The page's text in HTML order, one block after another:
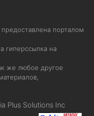
порталом
гиперссылка на
же любое другое
Plus Solutions Inc